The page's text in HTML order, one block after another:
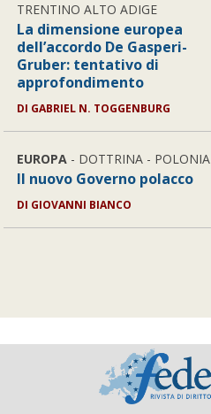
TRENTINO ALTO ADIGE
La dimensione europea
dell’accordo De Gasperi-
Gruber: tentativo di
approfondimento
DI GABRIEL N. TOGGENBURG
EUROPA - DOTTRINA - POLONIA
Il nuovo Governo polacco
DI GIOVANNI BIANCO